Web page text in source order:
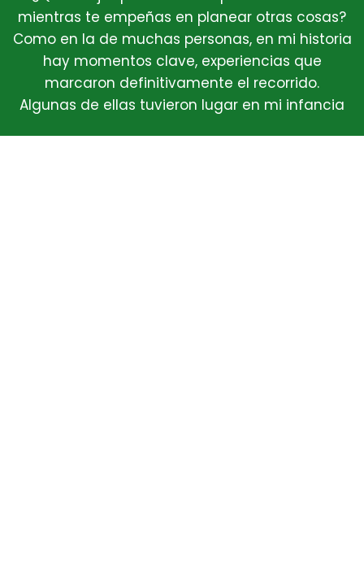
mientras te empeñas en planear otras cosas?
Como en la de muchas personas, en mi historia
hay momentos clave, experiencias que
marcaron definitivamente el recorrido.
Algunas de ellas tuvieron lugar en mi infancia